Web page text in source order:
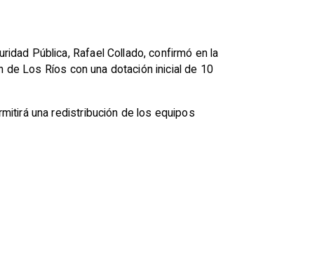
Pública, Rafael Collado, confirmó en la
de Los Ríos con una dotación inicial de 10
una redistribución de los equipos